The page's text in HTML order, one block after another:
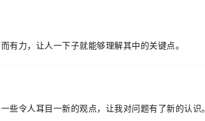
有力，让人一下子就能够理解其中的关键点。
令人耳目一新的观点，让我对问题有了新的认识。